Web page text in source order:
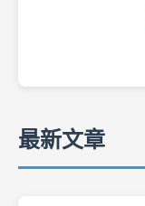
最新文章